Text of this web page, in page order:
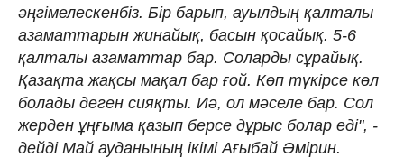
әңгімелескенбіз. Бір барып, ауылдың қалталы
азаматтарын жинайық, басын қосайық. 5-6
қалталы азаматтар бар. Соларды сұрайық.
Қазақта жақсы мақал бар ғой. Көп түкірсе көл
болады деген сияқты. Иә, ол мәселе бар. Сол
жерден ұңғыма қазып берсе дұрыс болар еді", -
дейді Май ауданының ікімі Ағыбай Әмірин.